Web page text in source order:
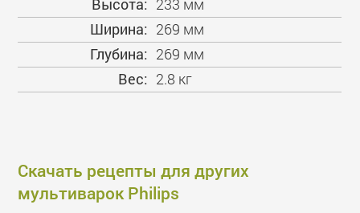
Высота: 233 мм
Ширина: 269 мм
Глубина: 269 мм
Вес: 2.8 кг
Скачать рецепты для других
мультиварок Philips